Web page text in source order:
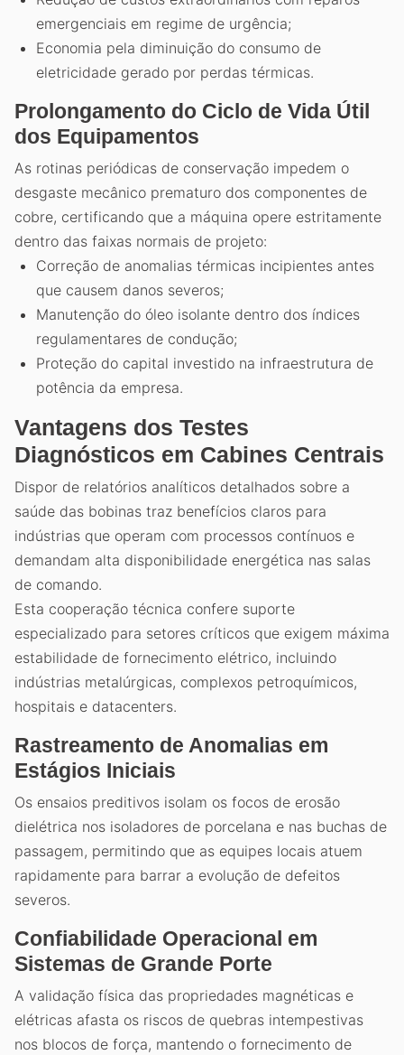
emergenciais em regime de urgência;
Economia pela diminuição do consumo de
eletricidade gerado por perdas térmicas.
Prolongamento do Ciclo de Vida Útil
dos Equipamentos
As rotinas periódicas de conservação impedem o
desgaste mecânico prematuro dos componentes de
cobre, certificando que a máquina opere estritamente
dentro das faixas normais de projeto:
Correção de anomalias térmicas incipientes antes
que causem danos severos;
Manutenção do óleo isolante dentro dos índices
regulamentares de condução;
Proteção do capital investido na infraestrutura de
potência da empresa.
Vantagens dos Testes
Diagnósticos em Cabines Centrais
Dispor de relatórios analíticos detalhados sobre a
saúde das bobinas traz benefícios claros para
indústrias que operam com processos contínuos e
demandam alta disponibilidade energética nas salas
de comando.
Esta cooperação técnica confere suporte
especializado para setores críticos que exigem máxima
estabilidade de fornecimento elétrico, incluindo
indústrias metalúrgicas, complexos petroquímicos,
hospitais e datacenters.
Rastreamento de Anomalias em
Estágios Iniciais
Os ensaios preditivos isolam os focos de erosão
dielétrica nos isoladores de porcelana e nas buchas de
passagem, permitindo que as equipes locais atuem
rapidamente para barrar a evolução de defeitos
severos.
Confiabilidade Operacional em
Sistemas de Grande Porte
A validação física das propriedades magnéticas e
elétricas afasta os riscos de quebras intempestivas
nos blocos de força, mantendo o fornecimento de